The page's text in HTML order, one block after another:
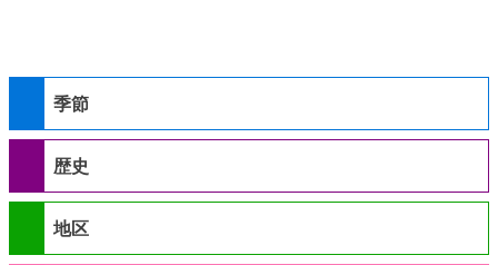
季節
歴史
地区